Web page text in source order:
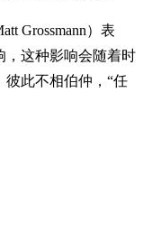
Grossmann）表
，这种影响会随着时
彼此不相伯仲，“任